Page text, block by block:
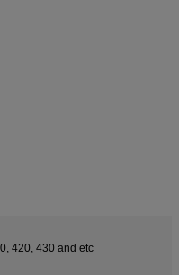
420, 430 and etc